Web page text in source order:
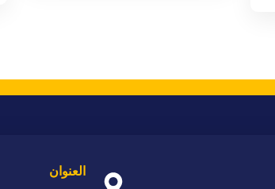
العنوان